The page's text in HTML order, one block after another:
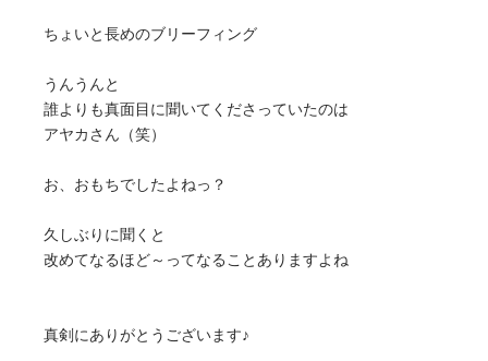
ちょいと長めのブリーフィング
うんうんと
誰よりも真面目に聞いてくださっていたのは
アヤカさん（笑）
お、おもちでしたよねっ？
久しぶりに聞くと
改めてなるほど～ってなることありますよね
真剣にありがとうございます♪